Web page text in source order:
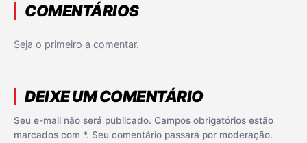
COMENTÁRIOS
Seja o primeiro a comentar.
DEIXE UM COMENTÁRIO
Seu e-mail não será publicado. Campos obrigatórios estão
marcados com *. Seu comentário passará por moderação.